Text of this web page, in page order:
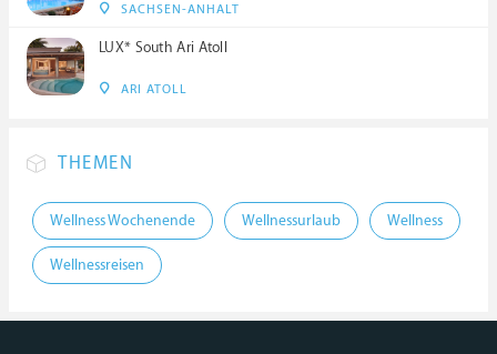
SACHSEN-ANHALT
LUX* South Ari Atoll
ARI ATOLL
THEMEN
Wellness Wochenende Wellnessurlaub Wellness
Wellnessreisen